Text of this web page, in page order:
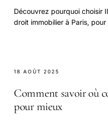
Découvrez pourquoi choisir
droit immobilier à Paris,
18 AOÛT 2025
Comment savoir où
pour mieux